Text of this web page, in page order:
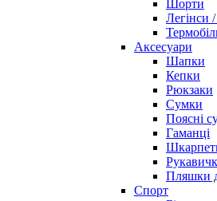
Шорти
Легінси
Аксесуари
Шапки
Кепки
Рюкзаки
Сумки
Поясні
Гаманці
Пляшки
Спорт